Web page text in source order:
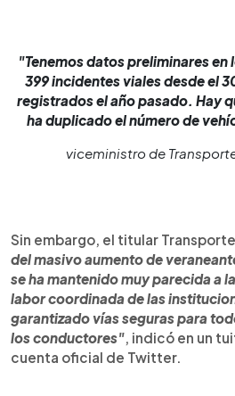
"Tenemos datos preliminares
399 incidentes viales desde el
registrados el año pasado. Hay
ha duplicado el número de
viceministro de
Sin embargo, el titular
del masivo aumento de
se ha mantenido muy parecida a
labor coordinada de las
garantizado vías seguras para
los conductores" , indicó en un
cuenta oficial de Twitter.